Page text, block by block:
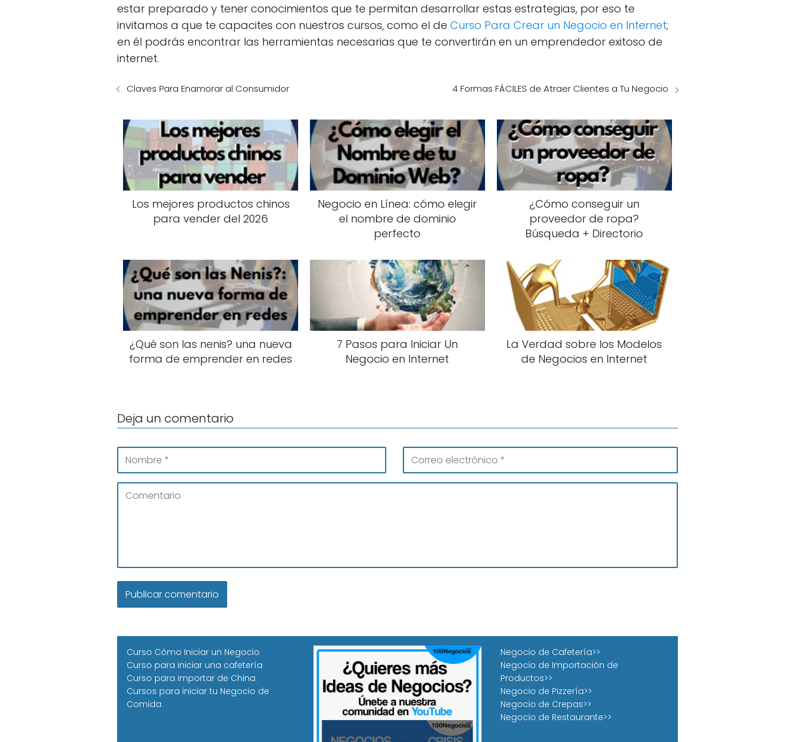
estar preparado y tener conocimientos que te permitan desarrollar estas estrategias, por eso te
invitamos a que te capacites con nuestros cursos, como el de Curso Para Crear un Negocio en Internet;
en él podrás encontrar las herramientas necesarias que te convertirán en un emprendedor exitoso de
internet.
Claves Para Enamorar al Consumidor 4 Formas FÁCILES de Atraer Clientes a Tu Negocio
Los mejores productos chinos
para vender del 2026
Negocio en Línea: cómo elegir
el nombre de dominio
perfecto
¿Cómo conseguir un
proveedor de ropa?
Búsqueda + Directorio
¿Qué son las nenis? una nueva
forma de emprender en redes
7 Pasos para Iniciar Un
Negocio en Internet
La Verdad sobre los Modelos
de Negocios en Internet
Deja un comentario
Curso Cómo Iniciar un Negocio
Curso para iniciar una cafetería
Curso para importar de China
Cursos para iniciar tu Negocio de
Comida
Negocio de Cafetería>>
Negocio de Importación de
Productos>>
Negocio de Pizzería>>
Negocio de Crepas>>
Negocio de Restaurante>>